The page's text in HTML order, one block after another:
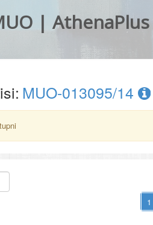
| AthenaPlus
MUO-013095/14